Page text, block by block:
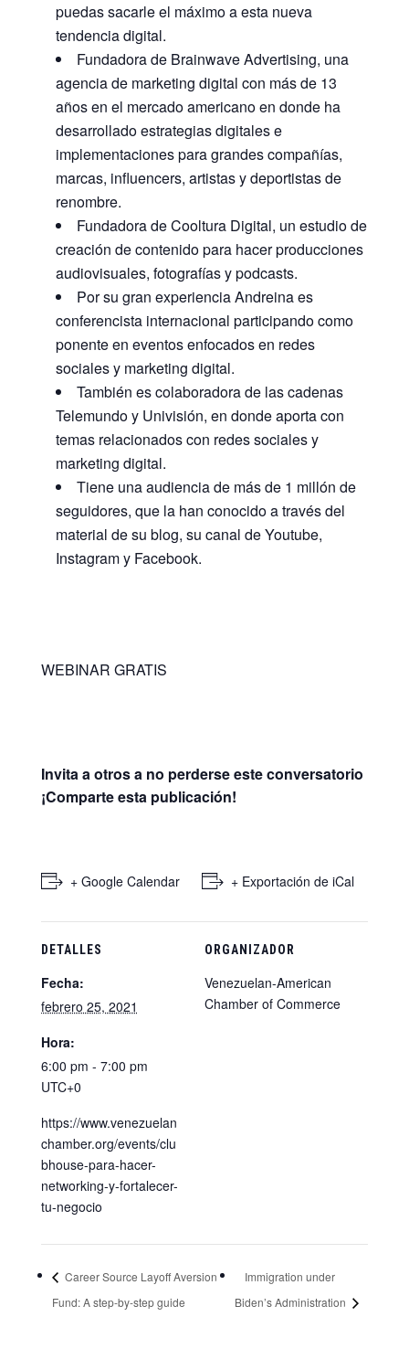
puedas sacarle el máximo a esta nueva
tendencia digital.
Fundadora de Brainwave Advertising, una
agencia de marketing digital con más de 13
años en el mercado americano en donde ha
desarrollado estrategias digitales e
implementaciones para grandes compañías,
marcas, influencers, artistas y deportistas de
renombre.
Fundadora de Cooltura Digital, un estudio de
creación de contenido para hacer producciones
audiovisuales, fotografías y podcasts.
Por su gran experiencia Andreina es
conferencista internacional participando como
ponente en eventos enfocados en redes
sociales y marketing digital.
También es colaboradora de las cadenas
Telemundo y Univisión, en donde aporta con
temas relacionados con redes sociales y
marketing digital.
Tiene una audiencia de más de 1 millón de
seguidores, que la han conocido a través del
material de su blog, su canal de Youtube,
Instagram y Facebook.
WEBINAR GRATIS
Invita a otros a no perderse este conversatorio
¡Comparte esta publicación!
+ Google Calendar + Exportación de iCal
DETALLES
Fecha:
febrero 25, 2021
Hora:
6:00 pm - 7:00 pm
UTC+0
https://www.venezuelan
chamber.org/events/clu
bhouse-para-hacer-
networking-y-fortalecer-
tu-negocio
ORGANIZADOR
Venezuelan-American
Chamber of Commerce
Career Source Layoff Aversion
Fund: A step-by-step guide
Immigration under
Biden’s Administration